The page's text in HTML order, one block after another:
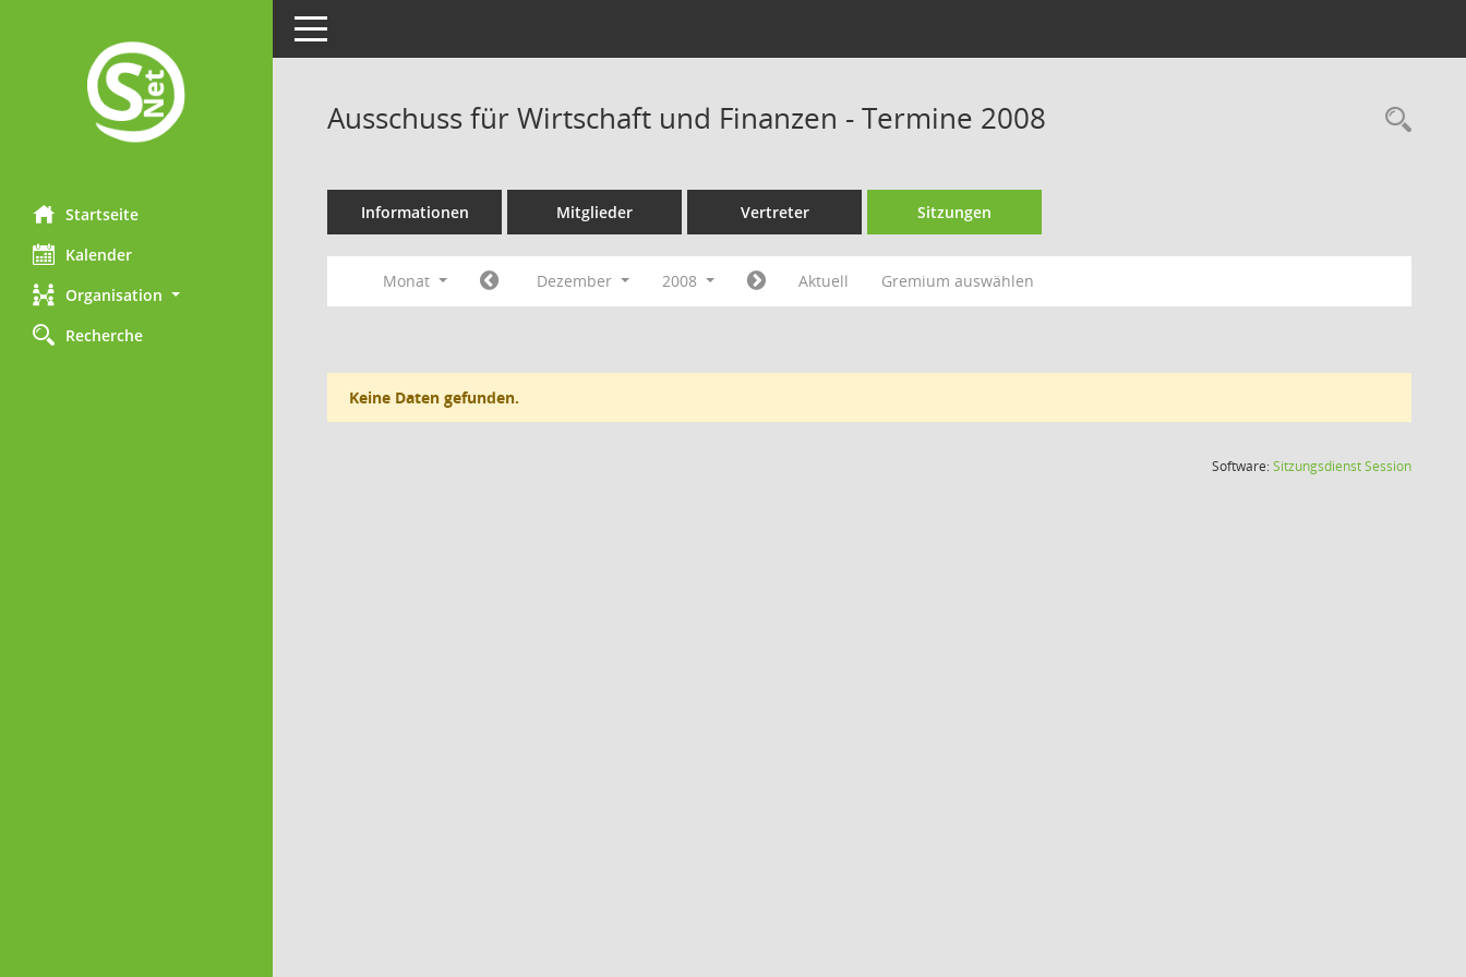
Startseite
Kalender
Organisation
Recherche
Toggle navigation
Ausschuss für Wirtschaft und Finanzen - Termine 2008
Informationen Mitglieder Vertreter Sitzungen
Monat Dezember 2008 Aktuell Gremium auswählen
Keine Daten gefunden.
Software:SitzungsdienstSession(Wird in